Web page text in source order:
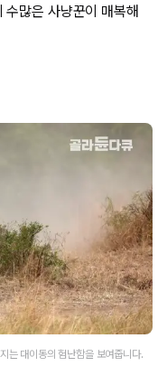
수많은 사냥꾼이 매복해
는 대이동의 험난함을 보여줍니다.